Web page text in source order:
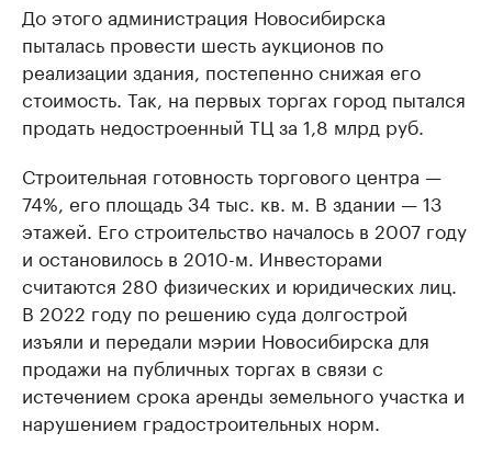
До этого администрация Новосибирска
пыталась провести шесть аукционов по
реализации здания, постепенно снижая его
стоимость. Так, на первых торгах город пытался
продать недостроенный ТЦ за 1,8 млрд руб.
Строительная готовность торгового центра —
74%, его площадь 34 тыс. кв. м. В здании — 13
этажей. Его строительство началось в 2007 году
и остановилось в 2010-м. Инвесторами
считаются 280 физических и юридических лиц.
В 2022 году по решению суда долгострой
изъяли и передали мэрии Новосибирска для
продажи на публичных торгах в связи с
истечением срока аренды земельного участка и
нарушением градостроительных норм.